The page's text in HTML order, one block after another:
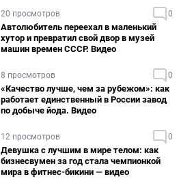
20 просмотров 0
Автолюбитель переехал в маленький
хутор и превратил свой двор в музей
машин времен СССР. Видео
8 просмотров 0
«Качество лучше, чем за рубежом»: как
работает единственный в России завод
по добыче йода. Видео
12 просмотров 0
Девушка с лучшим в мире телом: как
бизнесвумен за год стала чемпионкой
мира в фитнес-бикини — видео